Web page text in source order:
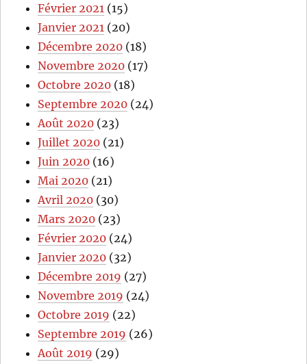
Février 2021 (15)
Janvier 2021 (20)
Décembre 2020 (18)
Novembre 2020 (17)
Octobre 2020 (18)
Septembre 2020 (24)
Août 2020 (23)
Juillet 2020 (21)
Juin 2020 (16)
Mai 2020 (21)
Avril 2020 (30)
Mars 2020 (23)
Février 2020 (24)
Janvier 2020 (32)
Décembre 2019 (27)
Novembre 2019 (24)
Octobre 2019 (22)
Septembre 2019 (26)
Août 2019 (29)